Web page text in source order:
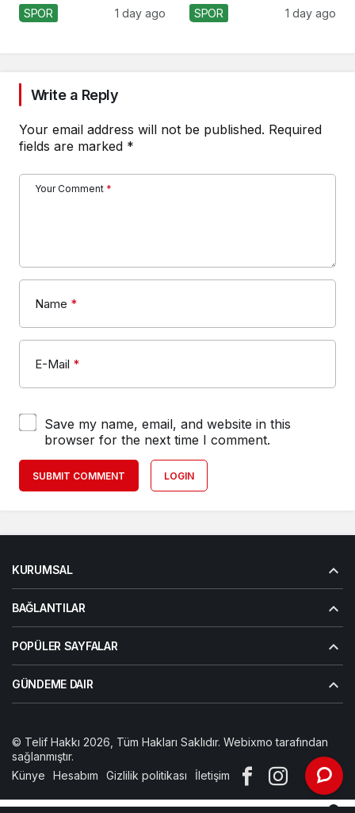
Kupası’nı Etkiler mi?
SPOR 1 day ago SPOR 1 day ago
Write a Reply
Your email address will not be published. Required
fields are marked *
Your Comment *
Name *
E-Mail *
Save my name, email, and website in this
browser for the next time I comment.
SUBMIT COMMENT LOGIN
KURUMSAL
BAĞLANTILAR
POPÜLER SAYFALAR
GÜNDEME DAIR
© Telif Hakkı 2026, Tüm Hakları Saklıdır. Webixmo tarafından
sağlanmıştır.
Künye
Hesabım Gizlilik politikası İletişim